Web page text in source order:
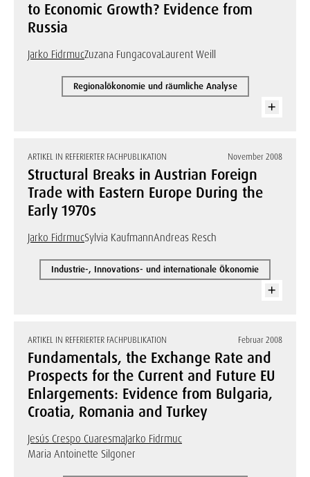
to Economic Growth? Evidence from
Russia
Jarko FidrmucZuzana FungacovaLaurent Weill
Regionalökonomie und räumliche Analyse
ARTIKEL IN REFERIERTER FACHPUBLIKATION November 2008
Structural Breaks in Austrian Foreign
Trade with Eastern Europe During the
Early 1970s
Jarko FidrmucSylvia KaufmannAndreas Resch
Industrie-, Innovations- und internationale Ökonomie
ARTIKEL IN REFERIERTER FACHPUBLIKATION Februar 2008
Fundamentals, the Exchange Rate and
Prospects for the Current and Future EU
Enlargements: Evidence from Bulgaria,
Croatia, Romania and Turkey
Jesús Crespo CuaresmaJarko Fidrmuc
Maria Antoinette Silgoner